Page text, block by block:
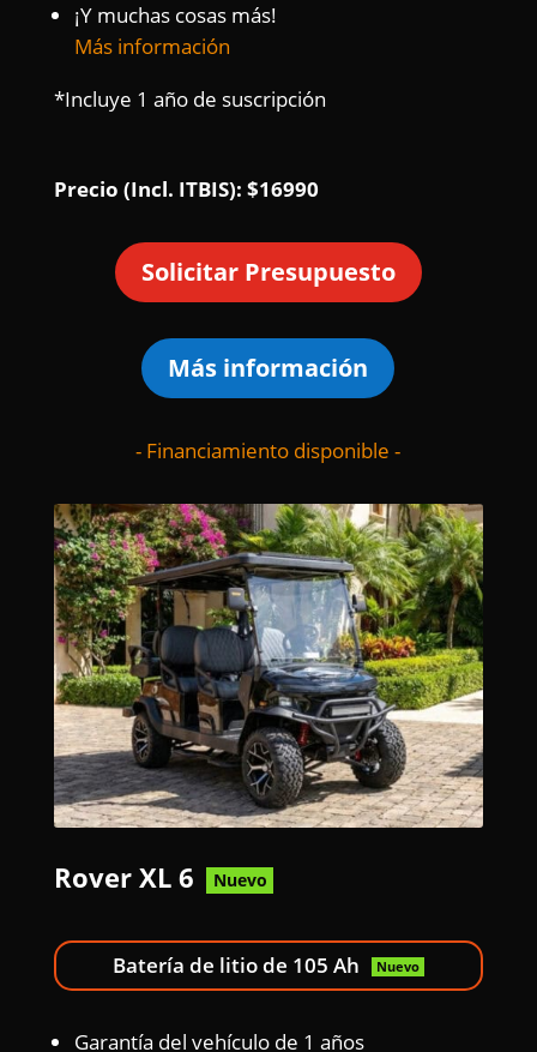
¡Y muchas cosas más!
Más información
*Incluye 1 año de suscripción
Precio (Incl. ITBIS): $16990
Solicitar Presupuesto
Más información
- Financiamiento disponible -
Rover XL 6 Nuevo
Batería de litio de 105 Ah Nuevo
Garantía del vehículo de 1 años